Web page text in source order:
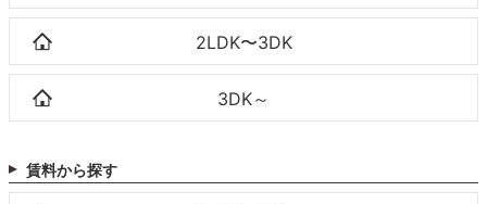
2LDK〜3DK
3DK～
賃料から探す